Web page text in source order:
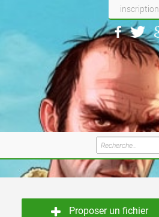
inscription
Proposer un fichier